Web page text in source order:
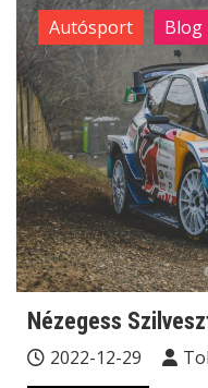
Autósport Blog
Nézegess
2022-12-29